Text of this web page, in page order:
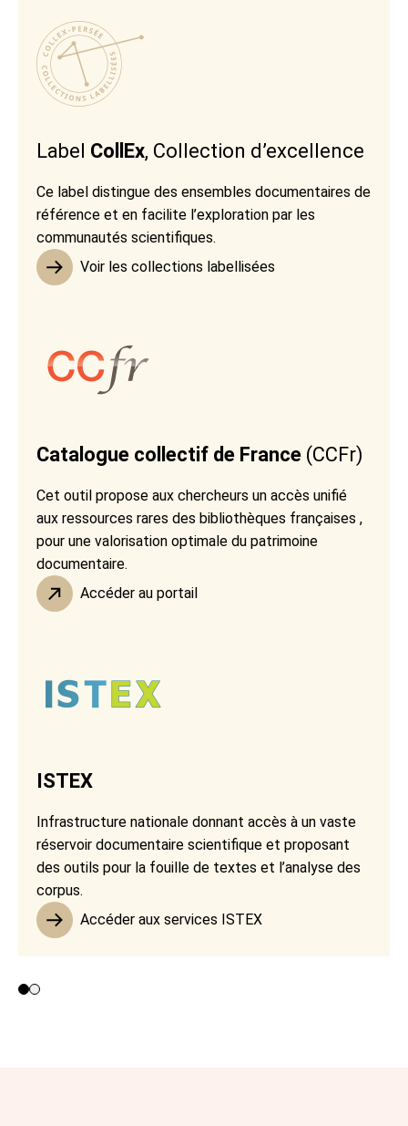
Label CollEx, Collection d’excellence
Ce label distingue des ensembles documentaires de
référence et en facilite l’exploration par les
communautés scientifiques.
Voir les collections labellisées
Catalogue collectif de France (CCFr)
Cet outil propose aux chercheurs un accès unifié
aux ressources rares des bibliothèques françaises ,
pour une valorisation optimale du patrimoine
documentaire.
Accéder au portail
ISTEX
Infrastructure nationale donnant accès à un vaste
réservoir documentaire scientifique et proposant
des outils pour la fouille de textes et l’analyse des
corpus.
Accéder aux services ISTEX
Contributeurs 1 et 2
Contributeur 3